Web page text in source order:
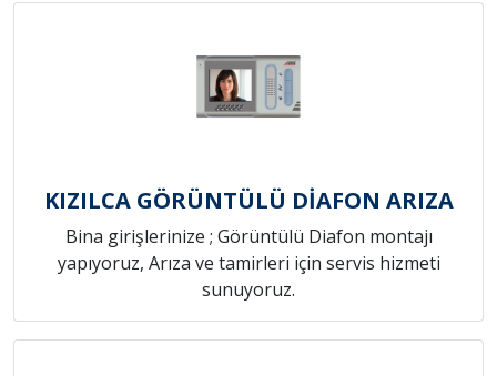
KIZILCA GÖRÜNTÜLÜ DİAFON ARIZA
Bina girişlerinize ; Görüntülü Diafon montajı
yapıyoruz, Arıza ve tamirleri için servis hizmeti
sunuyoruz.